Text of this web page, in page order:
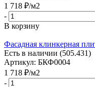
1 718 ₽/м2
-
В корзину
Фасадная клинкерная
Есть в наличии (505.431)
Артикул: БКФ0004
1 718 ₽/м2
-